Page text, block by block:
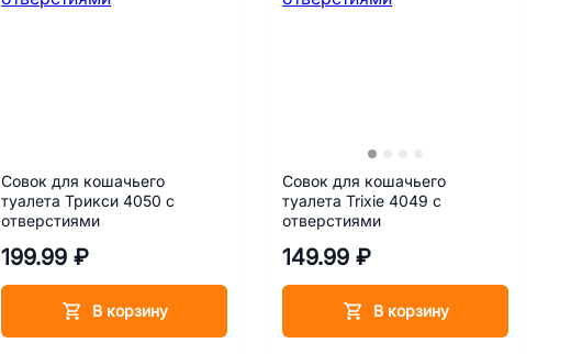
Совок для кошачьего
туалета Трикси 4050 с
отверстиями
199.99 ₽
В корзину
Совок для кошачьего
туалета Trixie 4049 с
отверстиями
149.99 ₽
В корзину